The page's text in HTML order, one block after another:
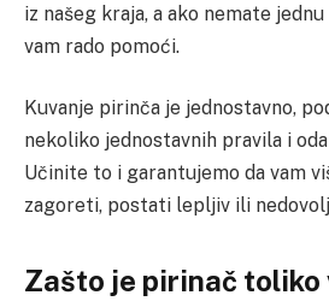
iz našeg kraja, a ako nemate
vam rado pomoći.
Kuvanje pirinča je jednostavno,
nekoliko jednostavnih pravila i
Učinite to i garantujemo da vam
zagoreti, postati lepljiv ili
Zašto je pirinač toliko